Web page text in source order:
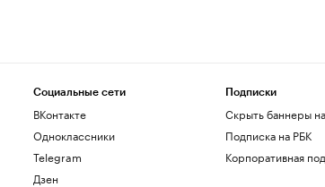
Социальные сети
ВКонтакте
Одноклассники
Telegram
Дзен
Подписки
Скрыть баннеры
Подписка на РБК
Корпоративная